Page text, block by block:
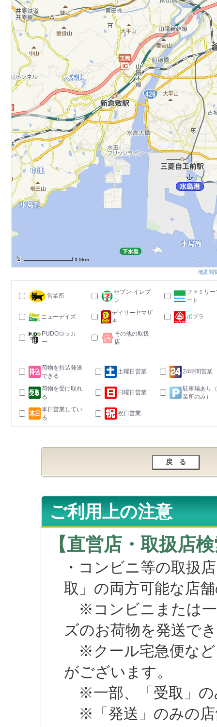
3.5km
地図閲
営業所
セブン-イレブ
ン
ファミリー
ート
ニューデイズ
デイリーヤマザ
キ
ポプラ
PUDOロッカ
ー
その他の取扱
店
荷物を持込発送
できる
土曜日営業 24時間営業
荷物を受け取れ
る
日曜日営業
駐車場あり
業所のみ）
本日営業してい
る
祝日営業
ご利用上の注意
【直営店・取扱店
・コンビニ等の取扱
取」の両方可能な店
※コンビニまたは一
ズのお荷物を発送で
※クール宅急便など
がございます。
※一部、「受取」の
※「発送」のみの店